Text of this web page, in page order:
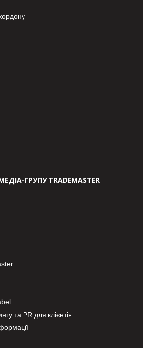
ГРУПУ TRADEMASTER
та PR для клієнтів